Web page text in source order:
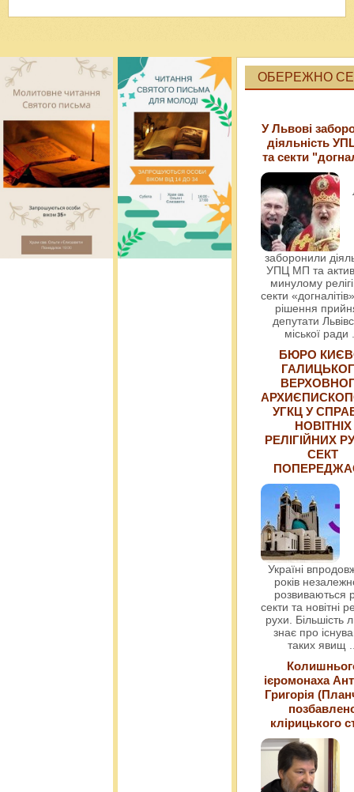
ОБЕРЕЖНО
У Львові
діяльність
та секти
заборонили
УПЦ МП та
минулому
секти
рішення
депутати
міської ради
БЮРО
УГКЦ У
НОВІТНІХ
РЕЛІГІЙНИХ
СЕКТ
Україні
років
розвиваються
секти та новітні
рухи. Більшість
знає про
таких явищ
ієромонаха
Григорія
клірицького